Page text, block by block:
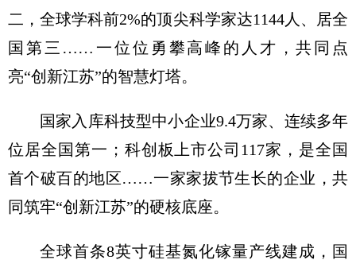
二，全球学科前2%的顶尖科学家达1144人、居全
国第三……一位位勇攀高峰的人才，共同点
亮“创新江苏”的智慧灯塔。
国家入库科技型中小企业9.4万家、连续多年
位居全国第一；科创板上市公司117家，是全国
首个破百的地区……一家家拔节生长的企业，共
同筑牢“创新江苏”的硬核底座。
全球首条8英寸硅基氮化镓量产线建成，国